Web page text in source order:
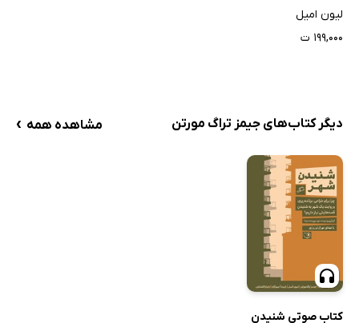
لیون امیل
۱۹۹,۰۰۰ ت
دیگر کتاب‌های جیمز تراگ مورتن مشاهده همه ›
کتاب صوتی شنیدن